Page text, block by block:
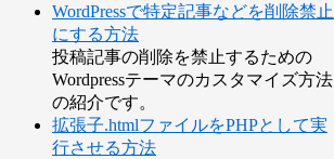
WordPressで特定記事などを削除禁止
にする方法
投稿記事の削除を禁止するための
Wordpressテーマのカスタマイズ方法
の紹介です。
拡張子.htmlファイルをPHPとして実
行させる方法